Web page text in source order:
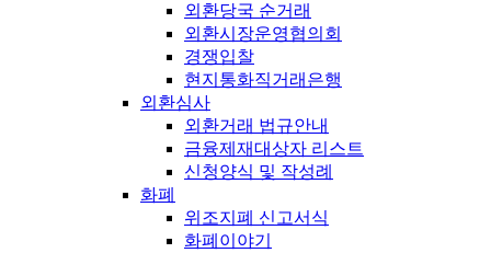
외환당국 순거래
외환시장운영협의회
경쟁입찰
현지통화직거래은행
외환심사
외환거래 법규안내
금융제재대상자 리스트
신청양식 및 작성례
화폐
위조지폐 신고서식
화폐이야기